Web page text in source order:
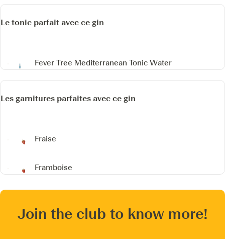
Le tonic parfait avec ce gin
Fever Tree Mediterranean Tonic Water
Les garnitures parfaites avec ce gin
Fraise
Framboise
Join the club to know more!